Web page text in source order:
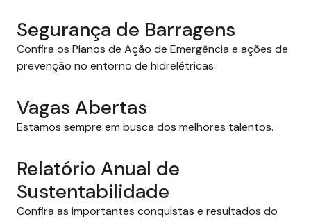
Segurança de Barragens
Confira os Planos de Ação de Emergência e ações de
prevenção no entorno de hidrelétricas
Vagas Abertas
Estamos sempre em busca dos melhores talentos.
Relatório Anual de
Sustentabilidade
Confira as importantes conquistas e resultados do